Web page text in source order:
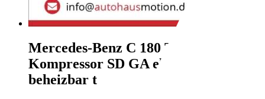
Mercedes-Benz C 180 T-Modell
Kompressor SD GA el.SP Spieg.
beheizbar t